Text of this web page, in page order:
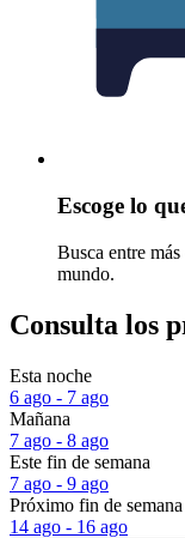
Escoge lo
Busca entre
mundo.
Consulta los
Esta noche
6 ago - 7 ago
Mañana
7 ago - 8 ago
Este fin de semana
7 ago - 9 ago
Próximo fin de semana
14 ago - 16 ago